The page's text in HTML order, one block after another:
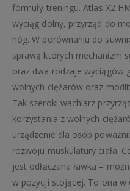
formuły treningu. Atlas X2
wyciąg dolny, przyrząd do
nóg. W porównaniu do
sprawą których mechanizm
oraz dwa rodzaje wyciągów
wolnych ciężarów oraz
Tak szeroki wachlarz
korzystania z wolnych
urządzenie dla osób
rozwoju muskulatury ciała.
jest odłączana ławka –
w pozycji stojącej. To ona w